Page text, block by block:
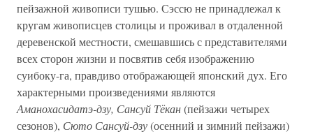
пейзажной живописи тушью. Сэссю не принадлежал к
кругам живописцев столицы и проживал в отдаленной
деревенской местности, смешавшись с представителями
всех сторон жизни и посвятив себя изображению
суибоку-га, правдиво отображающей японский дух. Его
характерными произведениями являются
Аманохасидатэ-дзу, Сансуй Тёкан(пейзажи четырех
сезонов), Сюто Сансуй-дзу(осенний и зимний пейзажи)